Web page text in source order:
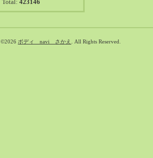
Total: 423146
©2026 ボディ navi さかえ . All Rights Reserved.